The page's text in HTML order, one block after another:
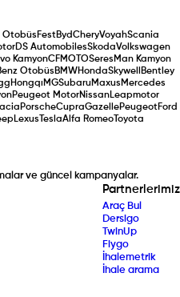
Otobüs FestBydCheryVoyahScania
DS AutomobilesSkodaVolkswagen
KamyonCFMOTOSeres Man Kamyon
Otobüs BMWHondaSkywell
Bentley
Hongqı MGSubaruMaxus Mercedes
Peugeot MotorNissanLeapmotor
PorscheCupraGazellePeugeotFord
Lexus TeslaAlfa RomeoToyota
ve güncel kampanyalar.
Partnerlerimiz
Araç Bul
Dersigo
TwinUp
Fiygo
İhalemetrik
İhale arama